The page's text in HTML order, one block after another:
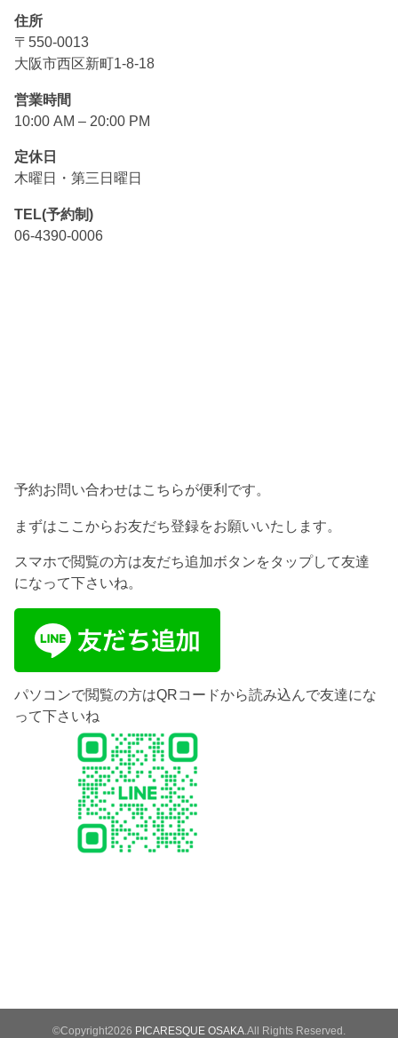
住所
〒550-0013
大阪市西区新町1-8-18
営業時間
10:00 AM – 20:00 PM
定休日
木曜日・第三日曜日
TEL(予約制)
06-4390-0006
予約お問い合わせはこちらが便利です。
まずはここからお友だち登録をお願いいたします。
スマホで閲覧の方は友だち追加ボタンをタップして友達
になって下さいね。
パソコンで閲覧の方はQRコードから読み込んで友達にな
って下さいね
©Copyright2026 PICARESQUE OSAKA .All Rights Reserved.